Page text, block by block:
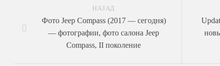
НАЗАД
Фото Jeep Compass (2017 — сегодня)
— фотографии, фото салона Jeep
Compass, II поколение